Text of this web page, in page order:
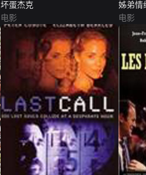
坏蛋杰克
电影
姊弟情
电影